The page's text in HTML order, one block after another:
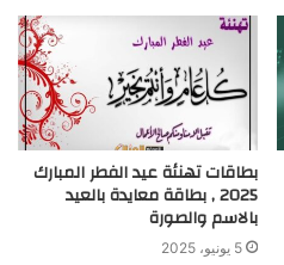
بطاقات تهنئة عيد الفطر المبارك
2025 , بطاقة معايدة بالعيد
بالاسم والصورة
5 يونيو، 2025